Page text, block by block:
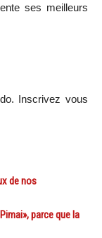
ses meilleurs
Inscrivez vous
de nos
parce que la